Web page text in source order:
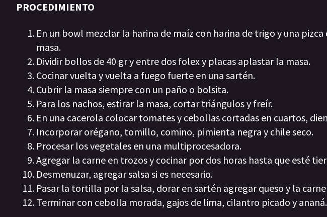
PROCEDIMIENTO
En un bowl mezclar la harina de maíz con harina de trigo y una
masa.
Dividir bollos de 40 gr y entre dos folex y placas aplastar la masa.
Cocinar vuelta y vuelta a fuego fuerte en una sartén.
Cubrir la masa siempre con un paño o bolsita.
Para los nachos, estirar la masa, cortar triángulos y freír.
En una cacerola colocar tomates y cebollas cortadas en cuartos,
Incorporar orégano, tomillo, comino, pimienta negra y chile seco.
Procesar los vegetales en una multiprocesadora.
Agregar la carne en trozos y cocinar por dos horas hasta que esté
Desmenuzar, agregar salsa si es necesario.
Pasar la tortilla por la salsa, dorar en sartén agregar queso y la
Terminar con cebolla morada, gajos de lima, cilantro picado y ananá.